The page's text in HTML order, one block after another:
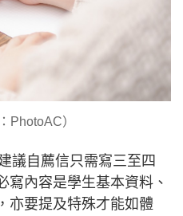
PhotoAC）
議自薦信只需寫三至四
寫內容是學生基本資料、
亦要提及特殊才能如體